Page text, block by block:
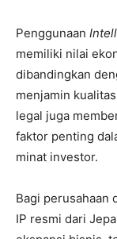
Penggunaan
memiliki nilai
dibandingkan
menjamin
legal juga
faktor penting
minat investor.
Bagi perusahaan
IP resmi dari